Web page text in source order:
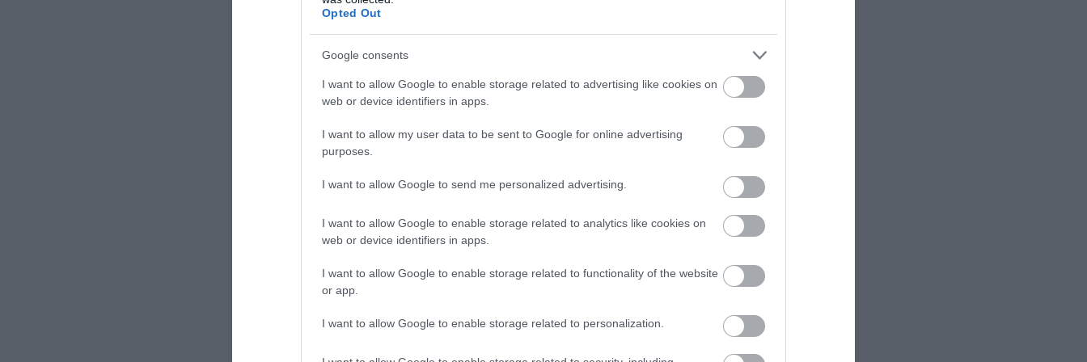
Opted Out
Google consents
I want to allow Google to enable storage related to advertising like cookies on
web or device identifiers in apps.
I want to allow my user data to be sent to Google for online advertising
purposes.
I want to allow Google to send me personalized advertising.
I want to allow Google to enable storage related to analytics like cookies on
web or device identifiers in apps.
I want to allow Google to enable storage related to functionality of the website
or app.
I want to allow Google to enable storage related to personalization.
TAGS: ΕΚΛΟΓΕΣ
Telegram